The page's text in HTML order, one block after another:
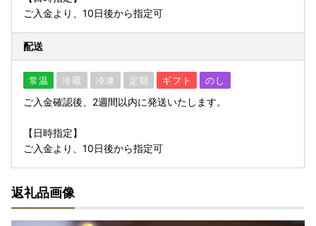
ご入金より、10日後から指定可
配送
常温 冷蔵 冷凍 定期 ギフト のし
ご入金確認後、2週間以内に発送いたします。
【日時指定】
ご入金より、10日後から指定可
返礼品画像